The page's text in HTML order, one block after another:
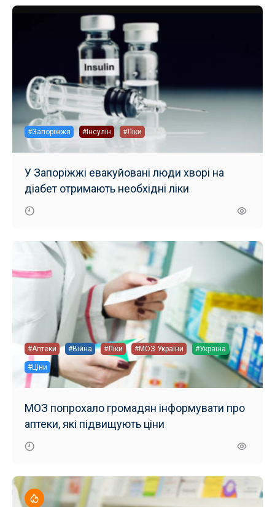
#Запоріжжя #Інсулін #Ліки
У Запоріжжі евакуйовані люди хворі на
діабет отримають необхідні ліки
#Аптеки #Війна #Ліки #МОЗ України #Україна
#Ціни
МОЗ попрохало громадян інформувати про
аптеки, які підвищують ціни